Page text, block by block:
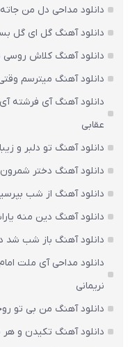
دانلود مداحی دل من
دانلود آهنگ گل ای گل
دانلود آهنگ کلاش روسی پستو
دانلود آهنگ میترسم
دانلود آهنگ آی فرشته
عقابی
دانلود آهنگ تو دلبر و
دانلود آهنگ دختر
دانلود آهنگ از شب
دانلود آهنگ دین منه
دانلود آهنگ باز شب
دانلود مداحی آی ملت
نریمانی
دانلود آهنگ من بی تو
دانلود آهنگ تکیدن و